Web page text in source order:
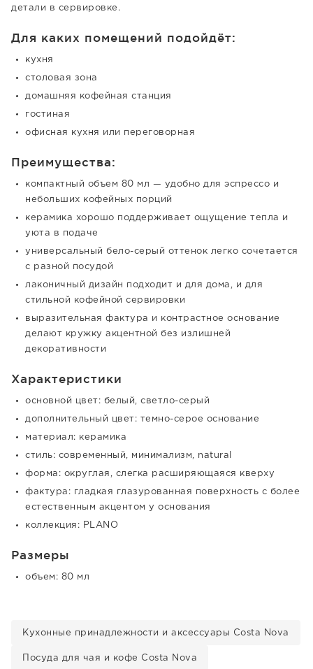
детали в сервировке.
Для каких помещений подойдёт:
кухня
столовая зона
домашняя кофейная станция
гостиная
офисная кухня или переговорная
Преимущества:
компактный объем 80 мл — удобно для эспрессо и
небольших кофейных порций
керамика хорошо поддерживает ощущение тепла и
уюта в подаче
универсальный бело-серый оттенок легко сочетается
с разной посудой
лаконичный дизайн подходит и для дома, и для
стильной кофейной сервировки
выразительная фактура и контрастное основание
делают кружку акцентной без излишней
декоративности
Характеристики
основной цвет: белый, светло-серый
дополнительный цвет: темно-серое основание
материал: керамика
стиль: современный, минимализм, natural
форма: округлая, слегка расширяющаяся кверху
фактура: гладкая глазурованная поверхность с более
естественным акцентом у основания
коллекция: PLANO
Размеры
объем: 80 мл
Кухонные принадлежности и аксессуары Costa Nova
Посуда для чая и кофе Costa Nova